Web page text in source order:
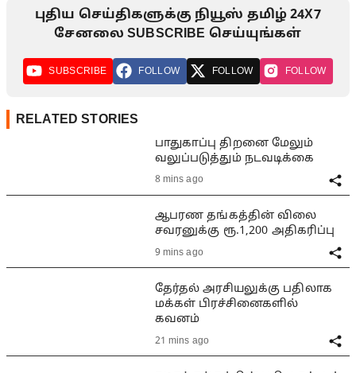
புதிய செய்திகளுக்கு நியூஸ் தமிழ் 24X7
சேனலை SUBSCRIBE செய்யுங்கள்
SUBSCRIBE FOLLOW FOLLOW FOLLOW
RELATED STORIES
பாதுகாப்பு திறனை மேலும்
வலுப்படுத்தும் நடவடிக்கை
8 mins ago
ஆபரண தங்கத்தின் விலை
சவரனுக்கு ரூ.1,200 அதிகரிப்பு
9 mins ago
தேர்தல் அரசியலுக்கு பதிலாக
மக்கள் பிரச்சினைகளில்
கவனம்
21 mins ago